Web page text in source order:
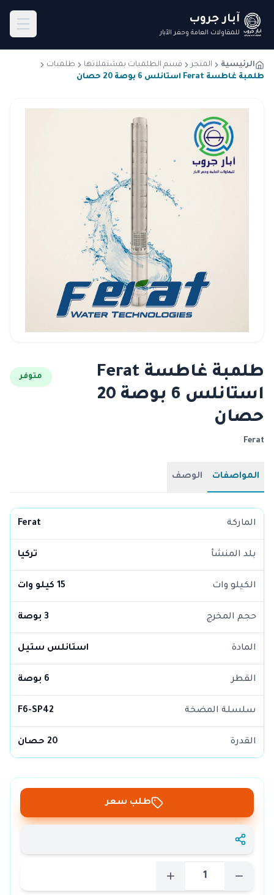
آبار جروب
للمقاولات العامة وحفر الآبار
الرئيسية المتجر قسم الطلمبات بمشتملاتها
طلمبات
طلمبة غاطسة Ferat استانلس 6 بوصة 20 حصان
طلمبة غاطسة Ferat
استانلس 6 بوصة 20
حصان
متوفر
Ferat
المواصفات الوصف
الماركة Ferat
بلد المنشأ تركيا
الكيلو وات 15 كيلو وات
حجم المخرج 3 بوصة
المادة استانلس ستيل
القطر 6 بوصة
سلسلة المضخة F6-SP42
القدرة 20 حصان
طلب سعر